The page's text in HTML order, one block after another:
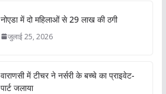
नोएडा में दो महिलाओं से 29 लाख की ठगी
जुलाई 25, 2026
वाराणसी में टीचर ने नर्सरी के बच्चे का प्राइवेट-
पार्ट जलाया